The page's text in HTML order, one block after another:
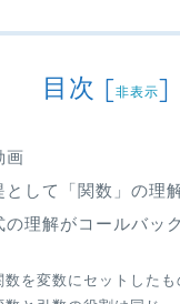
目次 [非表示]
画
として「関数」の理
の理解がコールバッ
数を変数にセットしたも